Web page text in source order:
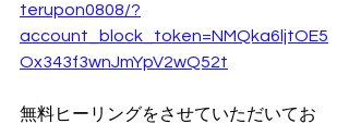
terupon0808/?
account_block_token=NMQka6ljtOE5
Ox343f3wnJmYpV2wQ52t
無料ヒーリングをさせていただいてお